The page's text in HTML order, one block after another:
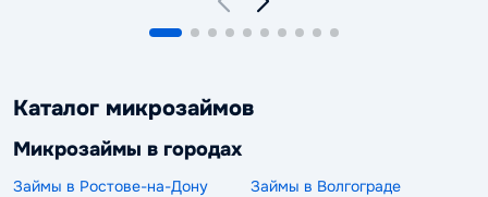
Каталог микрозаймов
Микрозаймы в городах
Займы в Ростове-на-Дону
Займы в Волгограде